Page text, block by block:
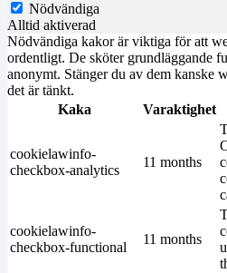
Nödvändiga
Alltid aktiverad
Nödvändiga kakor är viktiga för att
ordentligt. De sköter grundläggande
anonymt. Stänger du av dem kanske
det är tänkt.
Kaka
Varaktighet
cookielawinfo-
checkbox-analytics
11 months
cookielawinfo-
checkbox-functional
11 months